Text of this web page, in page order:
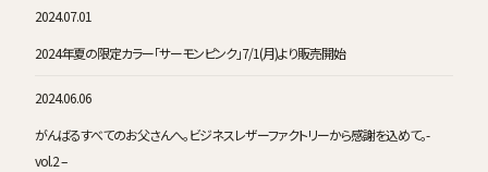
2024.07.01
2024年夏の限定カラー「サーモンピンク」7/1(月)より販売開始
2024.06.06
がんばるすべてのお父さんへ。ビジネスレザーファクトリーから感謝を込めて。-
vol.2 –